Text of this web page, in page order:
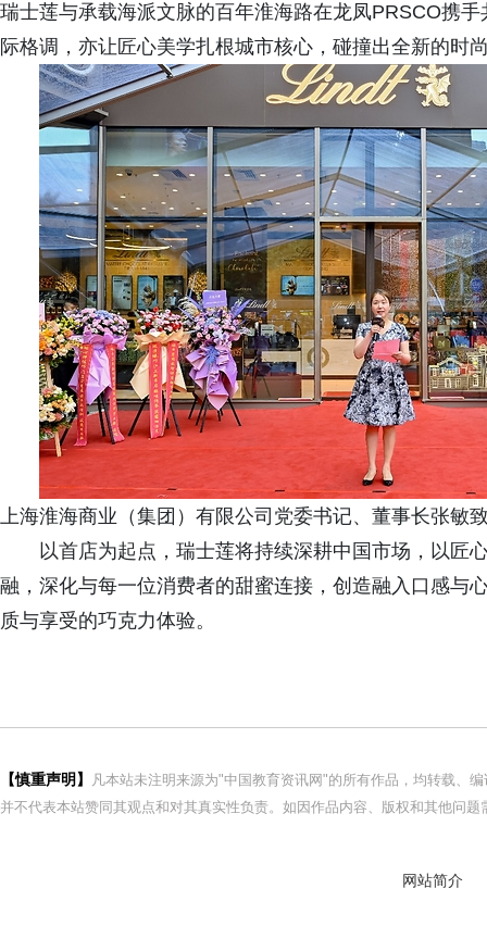
瑞士莲与承载海派文脉的百年淮海路在龙凤PRSCO携
际格调，亦让匠心美学扎根城市核心，碰撞出全新的时
上海淮海商业（集团）有限公司党委书记、董事长张敏
以首店为起点，瑞士莲将持续深耕中国市场，以匠
融，深化与每一位消费者的甜蜜连接，创造融入口感与
质与享受的巧克力体验。
【慎重声明】
凡本站未注明来源为"中国教育资讯网"的所有作品，均转载、
并不代表本站赞同其观点和对其真实性负责。如因作品内容、版权和其他问
网站简介